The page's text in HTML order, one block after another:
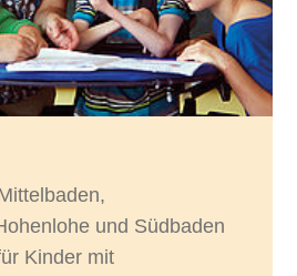
und Südbaden
Kinder mit